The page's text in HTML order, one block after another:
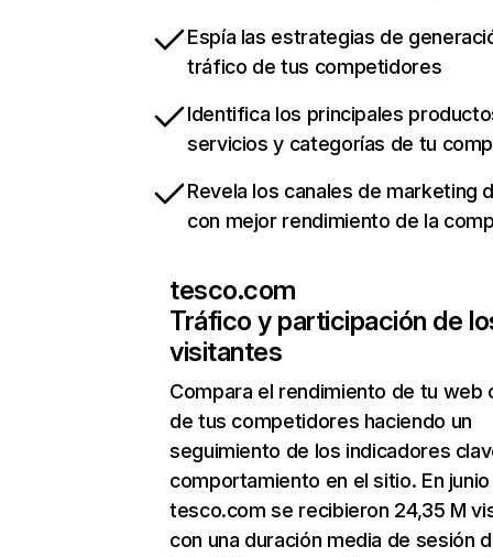
Espía las estrategias de
tráfico de tus competidores
Identifica los principales
servicios y categorías de tu
Revela los canales de marketing
con mejor rendimiento de la
tesco.com
Tráfico y participación de
visitantes
Compara el rendimiento de tu web
de tus competidores haciendo un
seguimiento de los indicadores
comportamiento en el sitio. En junio
tesco.com se recibieron 24,35 M
con una duración media de sesión